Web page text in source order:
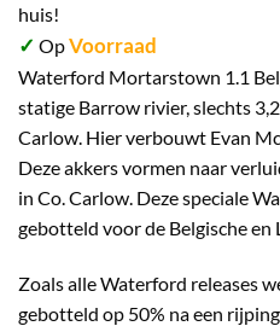
huis!
✓ OpVoorraad
Waterford Mortarstown 1.1
statige Barrow rivier, slechts
Carlow. Hier verbouwt Evan
Deze akkers vormen naar
in Co. Carlow. Deze speciale
gebotteld voor de Belgische en
Zoals alle Waterford releases
gebotteld op 50% na een